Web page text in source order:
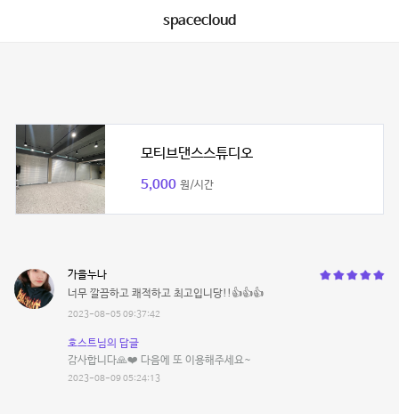
spacecloud
모티브댄스스튜디오
5,000 원/시간
가을누나
너무 깔끔하고 쾌적하고 최고입니당!!👍👍👍
2023-08-05 09:37:42
호스트님의 답글
감사합니다🙏❤️ 다음에 또 이용해주세요~
2023-08-09 05:24:13